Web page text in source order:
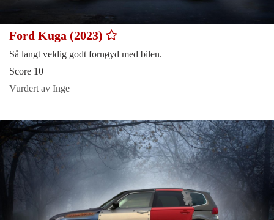
Ford Kuga (2023)
Så langt veldig godt fornøyd med bilen.
Score 10
Vurdert av Inge